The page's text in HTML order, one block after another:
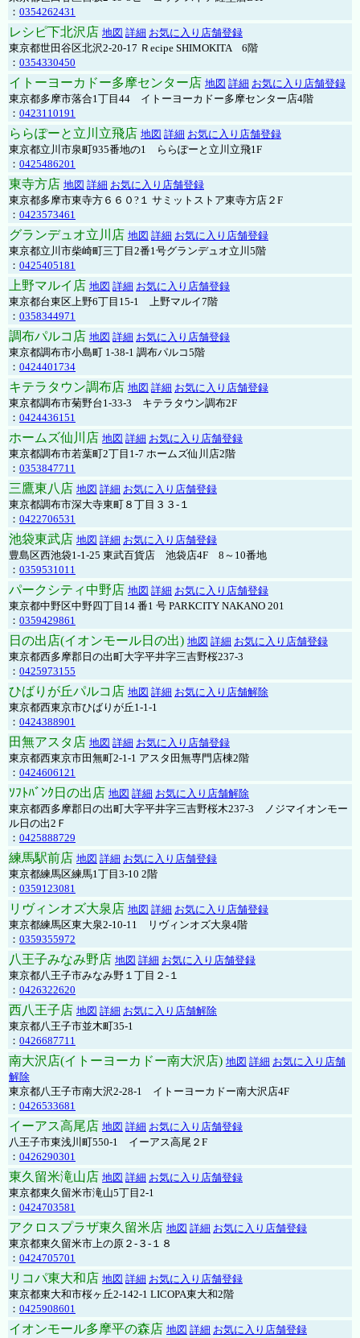
： 0354262431
レシピ下北沢店 地図 詳細 お気に入り店舗登録
東京都世田谷区北沢2-20-17 Ｒecipe SHIMOKITA 6階
： 0354330450
イトーヨーカドー多摩センター店 地図 詳細 お気に入り店舗登録
東京都多摩市落合1丁目44 イトーヨーカドー多摩センター店4階
： 0423110191
ららぽーと立川立飛店 地図 詳細 お気に入り店舗登録
東京都立川市泉町935番地の1 ららぽーと立川立飛1F
： 0425486201
東寺方店 地図 詳細 お気に入り店舗登録
東京都多摩市東寺方６６０?１ サミットストア東寺方店２F
： 0423573461
グランデュオ立川店 地図 詳細 お気に入り店舗登録
東京都立川市柴崎町三丁目2番1号グランデュオ立川5階
： 0425405181
上野マルイ店 地図 詳細 お気に入り店舗登録
東京都台東区上野6丁目15-1 上野マルイ7階
： 0358344971
調布パルコ店 地図 詳細 お気に入り店舗登録
東京都調布市小島町 1-38-1 調布パルコ5階
： 0424401734
キテラタウン調布店 地図 詳細 お気に入り店舗登録
東京都調布市菊野台1-33-3 キテラタウン調布2F
： 0424436151
ホームズ仙川店 地図 詳細 お気に入り店舗登録
東京都調布市若葉町2丁目1-7 ホームズ仙川店2階
： 0353847711
三鷹東八店 地図 詳細 お気に入り店舗登録
東京都調布市深大寺東町８丁目３３-１
： 0422706531
池袋東武店 地図 詳細 お気に入り店舗登録
豊島区西池袋1-1-25 東武百貨店 池袋店4F 8～10番地
： 0359531011
パークシティ中野店 地図 詳細 お気に入り店舗登録
東京都中野区中野四丁目14 番1 号 PARKCITY NAKANO 201
： 0359429861
日の出店(イオンモール日の出) 地図 詳細 お気に入り店舗登録
東京都西多摩郡日の出町大字平井字三吉野桜237-3
： 0425973155
ひばりが丘パルコ店 地図 詳細 お気に入り店舗解除
東京都西東京市ひばりが丘1-1-1
： 0424388901
田無アスタ店 地図 詳細 お気に入り店舗登録
東京都西東京市田無町2-1-1 アスタ田無専門店棟2階
： 0424606121
ｿﾌﾄﾊﾞﾝｸ日の出店 地図 詳細 お気に入り店舗解除
東京都西多摩郡日の出町大字平井字三吉野桜木237-3 ノジマイオンモー
ル日の出2Ｆ
： 0425888729
練馬駅前店 地図 詳細 お気に入り店舗登録
東京都練馬区練馬1丁目3-10 2階
： 0359123081
リヴィンオズ大泉店 地図 詳細 お気に入り店舗登録
東京都練馬区東大泉2-10-11 リヴィンオズ大泉4階
： 0359355972
八王子みなみ野店 地図 詳細 お気に入り店舗登録
東京都八王子市みなみ野１丁目２-１
： 0426322620
西八王子店 地図 詳細 お気に入り店舗解除
東京都八王子市並木町35-1
： 0426687711
南大沢店(イトーヨーカドー南大沢店) 地図 詳細 お気に入り店舗
解除
東京都八王子市南大沢2-28-1 イトーヨーカドー南大沢店4F
： 0426533681
イーアス高尾店 地図 詳細 お気に入り店舗登録
八王子市東浅川町550-1 イーアス高尾２F
： 0426290301
東久留米滝山店 地図 詳細 お気に入り店舗登録
東京都東久留米市滝山5丁目2-1
： 0424703581
アクロスプラザ東久留米店 地図 詳細 お気に入り店舗登録
東京都東久留米市上の原２-３-１８
： 0424705701
リコパ東大和店 地図 詳細 お気に入り店舗登録
東京都東大和市桜ヶ丘2-142-1 LICOPA東大和2階
： 0425908601
イオンモール多摩平の森店 地図 詳細 お気に入り店舗登録